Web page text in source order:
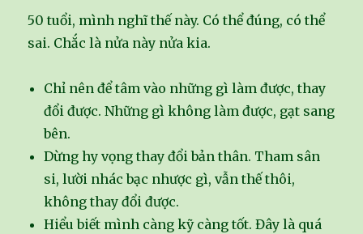
50 tuổi, mình nghĩ thế này. Có thể đúng, có thể
sai. Chắc là nửa này nửa kia.
Chỉ nên để tâm vào những gì làm được, thay
đổi được. Những gì không làm được, gạt sang
bên.
Dừng hy vọng thay đổi bản thân. Tham sân
si, lười nhác bạc nhược gì, vẫn thế thôi,
không thay đổi được.
Hiểu biết mình càng kỹ càng tốt. Đây là quá